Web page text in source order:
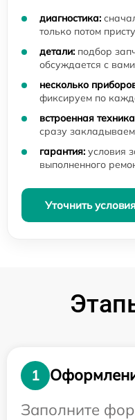
диагностика:
только потом
детали: подбор
обсуждается с
несколько
фиксируем по
встроенная
сразу
гарантия: условия
выполненного
Уточнить условия
1
Заполните